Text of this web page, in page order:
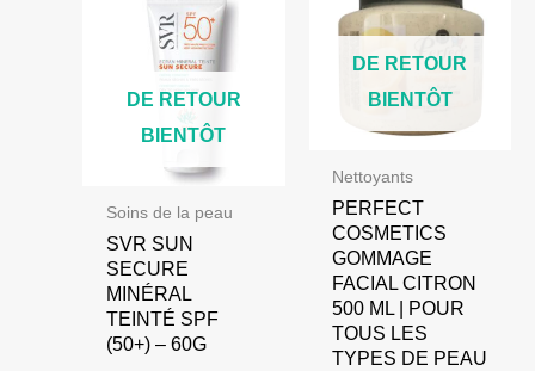
DE RETOUR
BIENTÔT
Soins de la peau
SVR SUN
SECURE
MINÉRAL
TEINTÉ SPF
(50+) – 60G
DE RETOUR
BIENTÔT
Nettoyants
PERFECT
COSMETICS
GOMMAGE
FACIAL CITRON
500 ML | POUR
TOUS LES
TYPES DE PEAU